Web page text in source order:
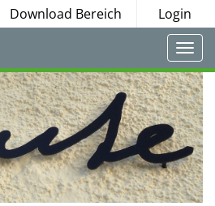
Download Bereich Login